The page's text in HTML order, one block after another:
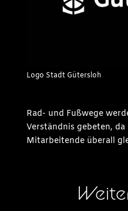
Logo Stadt Gütersloh
Rad- und Fußwege
Verständnis gebeten,
Mitarbeitende überall